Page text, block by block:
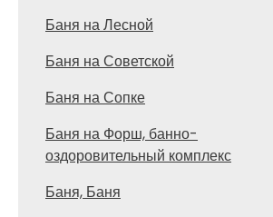
Баня на Лесной
Баня на Советской
Баня на Сопке
Баня на Форш, банно-
оздоровительный комплекс
Баня, Баня